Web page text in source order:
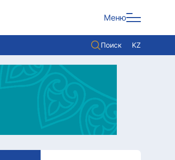
Меню
Поиск KZ